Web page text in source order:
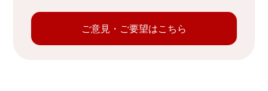
ご意見・ご要望はこちら